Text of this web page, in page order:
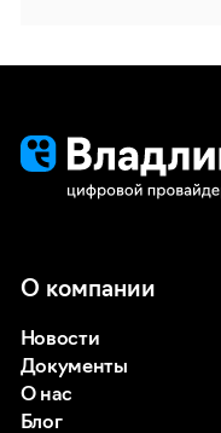
О компании
Новости
Документы
О нас
Блог